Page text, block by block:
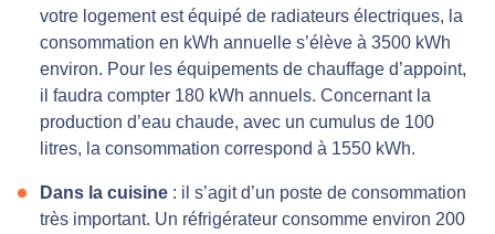
votre logement est équipé de radiateurs électriques, la
consommation en kWh annuelle s’élève à 3500 kWh
environ. Pour les équipements de chauffage d’appoint,
il faudra compter 180 kWh annuels. Concernant la
production d’eau chaude, avec un cumulus de 100
litres, la consommation correspond à 1550 kWh.
Dans la cuisine : il s’agit d’un poste de consommation
très important. Un réfrigérateur consomme environ 200